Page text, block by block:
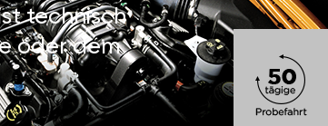
technisch
oder dem